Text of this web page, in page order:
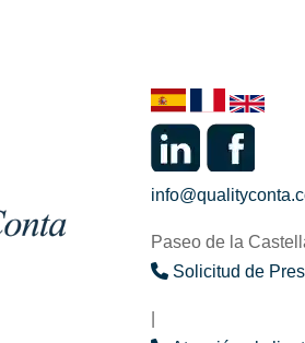
Paseo de la
Solicitud de